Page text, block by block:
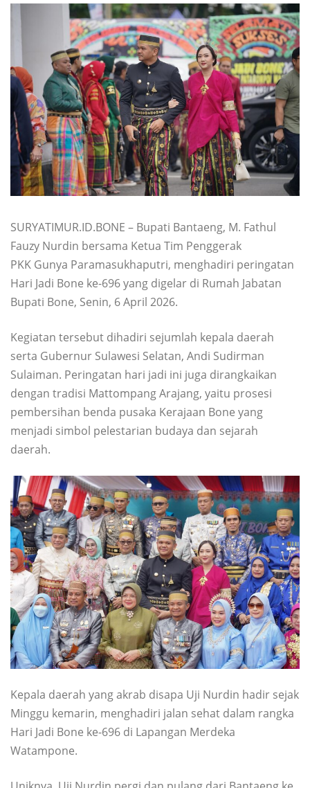
SURYATIMUR.ID.BONE – Bupati Bantaeng, M. Fathul
Fauzy Nurdin bersama Ketua Tim Penggerak
PKK Gunya Paramasukhaputri, menghadiri peringatan
Hari Jadi Bone ke-696 yang digelar di Rumah Jabatan
Bupati Bone, Senin, 6 April 2026.
Kegiatan tersebut dihadiri sejumlah kepala daerah
serta Gubernur Sulawesi Selatan, Andi Sudirman
Sulaiman. Peringatan hari jadi ini juga dirangkaikan
dengan tradisi Mattompang Arajang, yaitu prosesi
pembersihan benda pusaka Kerajaan Bone yang
menjadi simbol pelestarian budaya dan sejarah
daerah.
Kepala daerah yang akrab disapa Uji Nurdin hadir sejak
Minggu kemarin, menghadiri jalan sehat dalam rangka
Hari Jadi Bone ke-696 di Lapangan Merdeka
Watampone.